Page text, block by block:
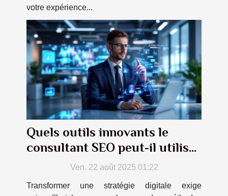
votre expérience...
Quels outils innovants le
consultant SEO peut-il utiliser
pour transformer votre
Ven. 22 août 2025 01:22
Transformer une stratégie digitale exige